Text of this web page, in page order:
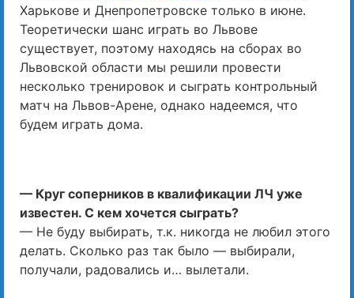
Харькове и Днепропетровске только в июне.
Теоретически шанс играть во Львове
существует, поэтому находясь на сборах во
Львовской области мы решили провести
несколько тренировок и сыграть контрольный
матч на Львов-Арене, однако надеемся, что
будем играть дома.
— Круг соперников в квалификации ЛЧ уже
известен. С кем хочется сыграть?
— Не буду выбирать, т.к. никогда не любил этого
делать. Сколько раз так было — выбирали,
получали, радовались и… вылетали.